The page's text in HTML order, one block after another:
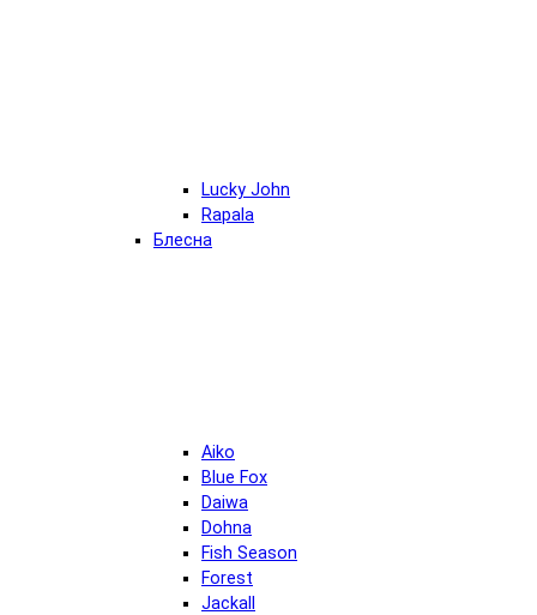
Lucky John
Rapala
Блесна
Aiko
Blue Fox
Daiwa
Dohna
Fish Season
Forest
Jackall